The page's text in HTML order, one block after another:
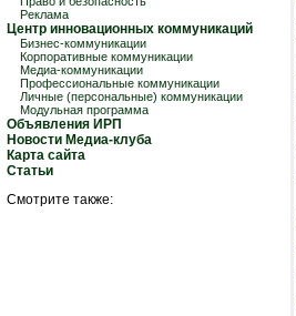
Реклама
Центр инновационных коммуникаций
Бизнес-коммуникации
Корпоративные коммуникации
Медиа-коммуникации
Профессиональные коммуникации
Личные (персональные) коммуникации
Модульная программа
Объявления ИРП
Новости Медиа-клуба
Карта сайта
Статьи
Смотрите также: